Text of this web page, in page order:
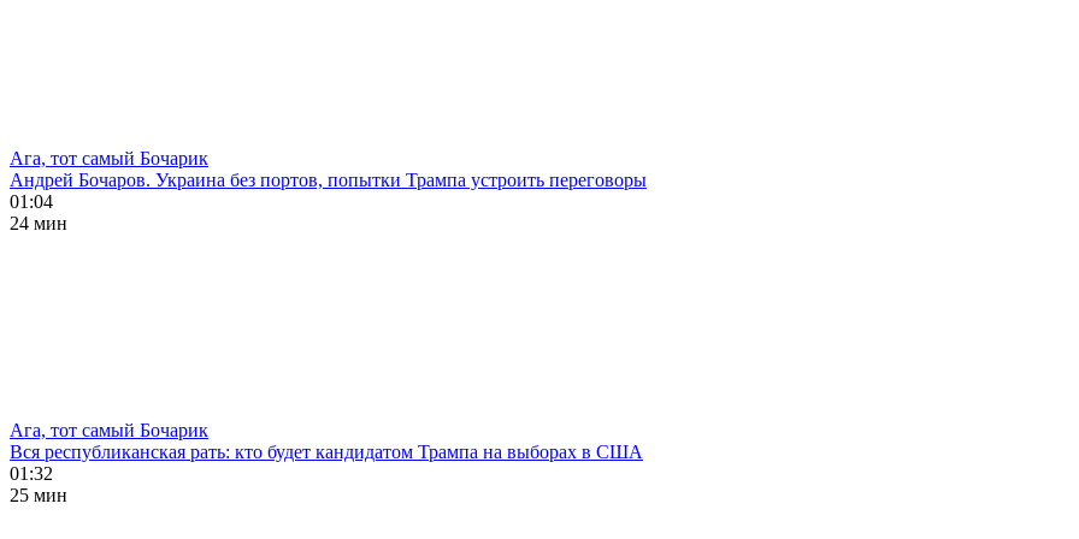
Ага, тот самый Бочарик
Андрей Бочаров. Украина без портов, попытки Трампа устроить переговоры
01:04
24 мин
Ага, тот самый Бочарик
Вся республиканская рать: кто будет кандидатом Трампа на выборах в США
01:32
25 мин